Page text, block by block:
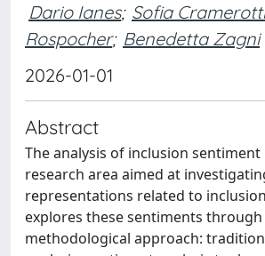
Dario Ianes; Sofia Cramerotti
Rospocher; Benedetta Zagni
2026-01-01
Abstract
The analysis of inclusion
research area aimed at
representations related to
explores these sentiments
methodological approach: